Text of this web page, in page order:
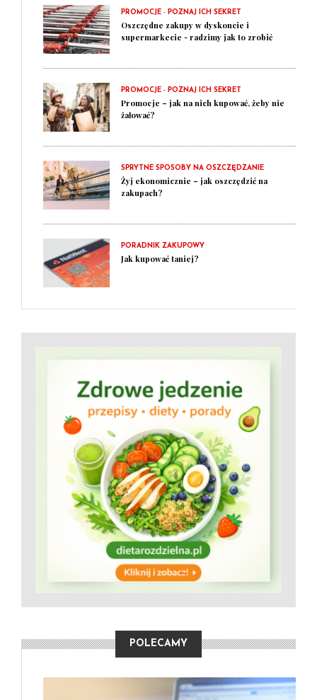
PROMOCJE - POZNAJ ICH SEKRET
Oszczędne zakupy w dyskoncie i
supermarkecie - radzimy jak to zrobić
PROMOCJE - POZNAJ ICH SEKRET
Promocje – jak na nich kupować, żeby nie
żałować?
SPRYTNE SPOSOBY NA OSZCZĘDZANIE
Żyj ekonomicznie – jak oszczędzić na
zakupach?
PORADNIK ZAKUPOWY
Jak kupować taniej?
POLECAMY